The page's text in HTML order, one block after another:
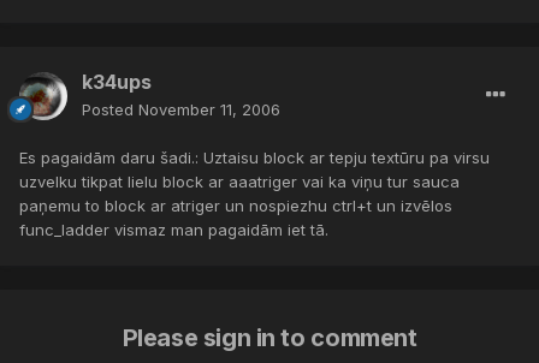
k34ups
Posted November 11, 2006
Es pagaidām daru šadi.: Uztaisu block ar tepju textūru pa virsu
uzvelku tikpat lielu block ar aaatriger vai ka viņu tur sauca
paņemu to block ar atriger un nospiezhu ctrl+t un izvēlos
func_ladder vismaz man pagaidām iet tā.
Please sign in to comment